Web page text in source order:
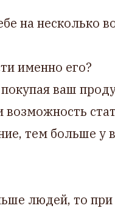
на несколько
именно его?
ваш
тем больше у
людей, то